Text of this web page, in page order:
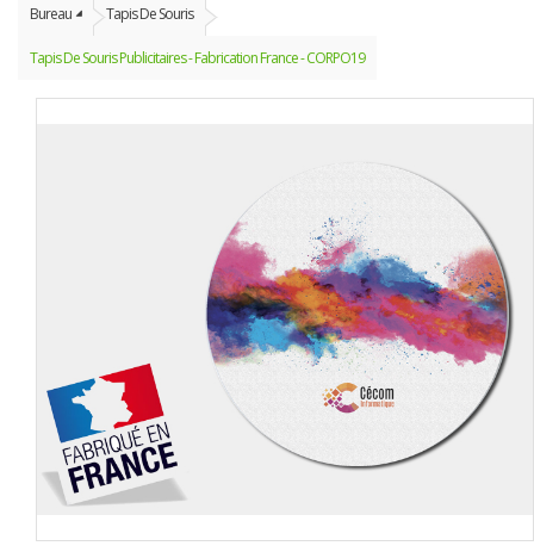
Bureau Tapis De Souris
Tapis De Souris Publicitaires - Fabrication France - CORPO19